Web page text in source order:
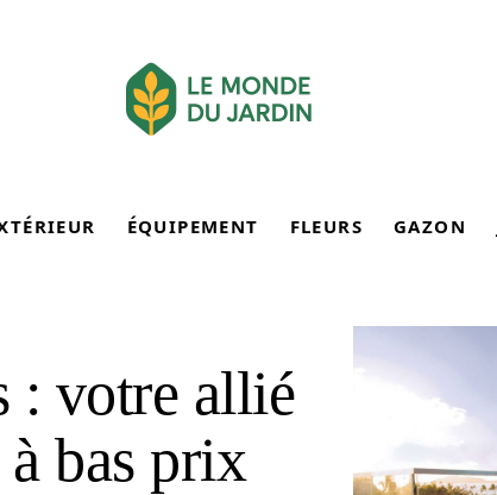
ÉQUIPEMENT FLEURS GAZON
: votre allié
bas prix